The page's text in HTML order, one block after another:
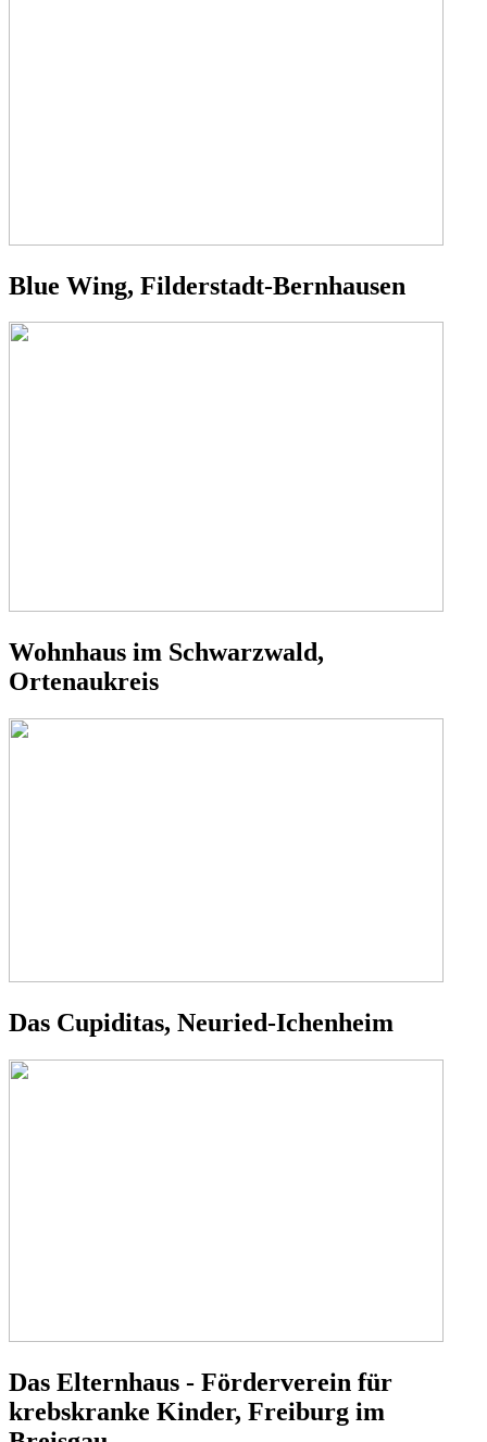
Blue Wing, Filderstadt-Bernhausen
Wohnhaus im Schwarzwald,
Ortenaukreis
Das Cupiditas, Neuried-Ichenheim
Das Elternhaus - Förderverein für
krebskranke Kinder, Freiburg im